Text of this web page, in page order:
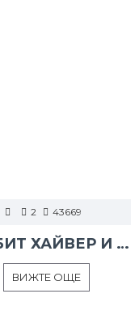
2 43669
РАЗБИТ ХАЙВЕР И ТАРАМА
ВИЖТЕ ОЩЕ